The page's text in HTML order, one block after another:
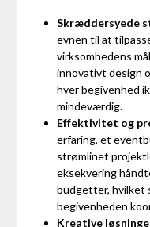
Skræddersyede
evnen til at
virksomhedens
innovativt design
hver begivenhed
mindeværdig.
Effektivitet og
erfaring, et
strømlinet
eksekvering
budgetter, hvilket
begivenheden
Kreative